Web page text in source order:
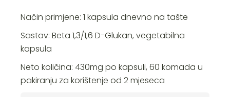
Način primjene: 1 kapsula dnevno na tašte
Sastav: Beta 1,3/1,6 D-Glukan, vegetabilna
kapsula
Neto količina: 430mg po kapsuli, 60 komada u
pakiranju za korištenje od 2 mjeseca